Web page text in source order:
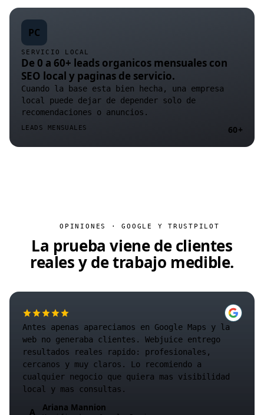
PC
SERVICIO LOCAL
De 0 a 60+ leads organicos mensuales con
SEO local y paginas de servicio.
Cuando la base esta bien hecha, una empresa
local puede dejar de depender solo de
recomendaciones o anuncios.
LEADS MENSUALES 60+
OPINIONES · GOOGLE Y TRUSTPILOT
La prueba viene de clientes
reales y detrabajo medible.
Antes apenas apareciamos en Google Maps y la
web no generaba clientes. Webjuice entrego
resultados reales rapido: profesionales,
cercanos y muy claros. Lo recomiendo a
cualquier negocio que quiera mas visibilidad
local y mas consultas.
A Ariana Mannion